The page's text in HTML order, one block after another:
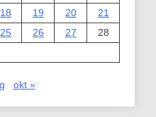
18 19 20
21
25 26 27
28
okt »